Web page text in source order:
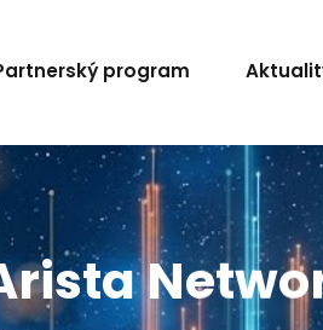
program